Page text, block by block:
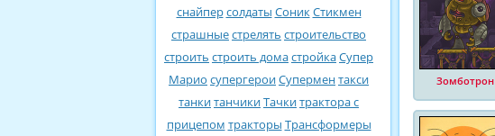
снайперсолдаты СоникСтикмен
страшныестрелять строительство
строить строить домастройкаСупер
Марио супергероиСуперментакси
танкитанчикиТачкитрактора с
прицепом тракторы Трансформеры
Зомботрон